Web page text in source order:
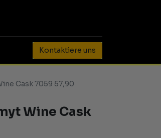
Kontaktiere uns
Cask 7059 57,90
Wine Cask